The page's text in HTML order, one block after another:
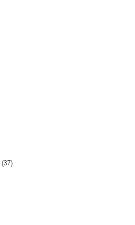
(37)